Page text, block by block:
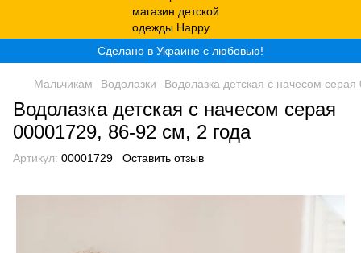
Сделано в Украине с любовью!
Мальчикам Водолазки Водолазка детская с начесом
Водолазка детская с начесом серая
00001729, 86-92 см, 2 года
Артикул: 00001729 Оставить отзыв